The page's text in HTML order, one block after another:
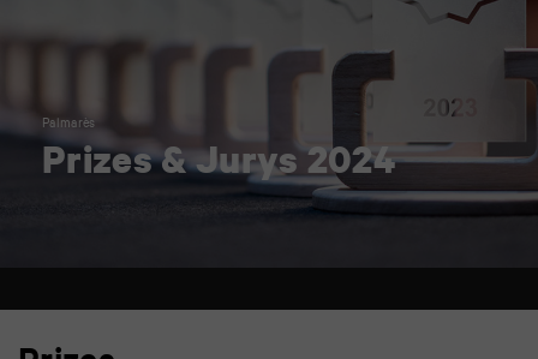
Palmarès
Prizes & Jurys 2024